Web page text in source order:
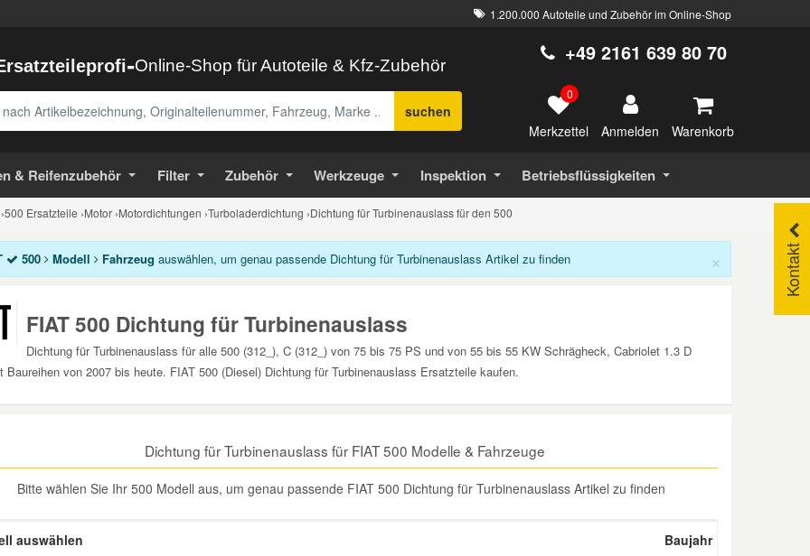
1.200.000 Autoteile und Zubehör im Online-Shop
-Online-Shop für Autoteile & Kfz-Zubehör
suchen
+49 2161 639 80 70
0
Merkzettel Anmelden Warenkorb
& Reifenzubehör Filter Zubehör Werkzeuge Inspektion Betriebsflüssigkeiten
›500 Ersatzteile ›Motor ›Motordichtungen ›Turboladerdichtung ›Dichtung für Turbinenauslass für den 500
Kontakt
×
500 Modell Fahrzeug auswählen, um genau passende Dichtung für Turbinenauslass Artikel zu finden
FIAT 500 Dichtung für Turbinenauslass
Dichtung für Turbinenauslass für alle 500 (312_), C (312_) von 75 bis 75 PS und von 55 bis 55 KW Schrägheck, Cabriolet 1.3 D
Baureihen von 2007 bis heute. FIAT 500 (Diesel) Dichtung für Turbinenauslass Ersatzteile kaufen.
Dichtung für Turbinenauslass für FIAT 500 Modelle & Fahrzeuge
Bitte wählen Sie Ihr 500 Modell aus, um genau passende FIAT 500 Dichtung für Turbinenauslass Artikel zu finden
auswählen Baujahr